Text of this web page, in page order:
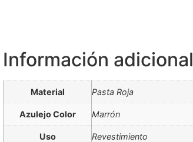
Información adicional
Material Pasta Roja
Azulejo Color Marrón
Uso Revestimiento